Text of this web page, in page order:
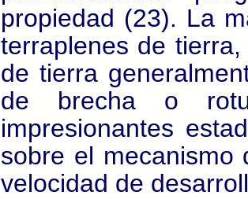
propiedad (23). La
terraplenes de
de tierra
de brecha o
impresionantes
sobre el mecanismo
velocidad de